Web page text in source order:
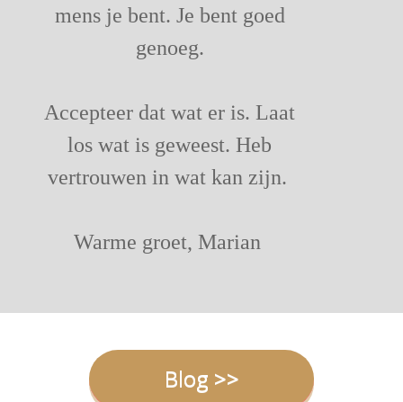
mens je bent. Je bent goed
genoeg.
Accepteer dat wat er is. Laat
los wat is geweest. Heb
vertrouwen in wat kan zijn.
Warme groet, Marian
Blog >>